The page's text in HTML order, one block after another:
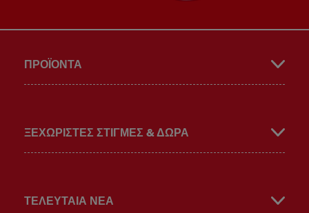
book
m
ΠΡΟΪΌΝΤΑ
ΞΕΧΩΡΙΣΤΕΣ ΣΤΙΓΜΕΣ & ΔΩΡΑ
ΤΕΛΕΥΤΑΙΑ ΝΕΑ